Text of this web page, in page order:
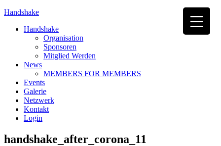
Handshake
Handshake
Organisation
Sponsoren
Mitglied Werden
News
MEMBERS FOR MEMBERS
Events
Galerie
Netzwerk
Kontakt
Login
handshake_after_corona_11